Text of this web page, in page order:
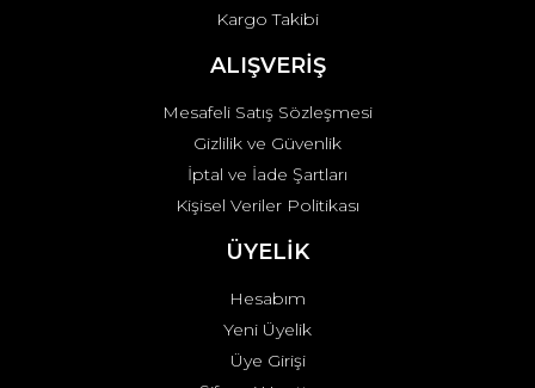
Gönder
Kargo Takibi
ALIŞVERİŞ
Mesafeli Satış Sözleşmesi
Gizlilik ve Güvenlik
İptal ve İade Şartları
Kişisel Veriler Politikası
ÜYELİK
Hesabım
Yeni Üyelik
Üye Girişi